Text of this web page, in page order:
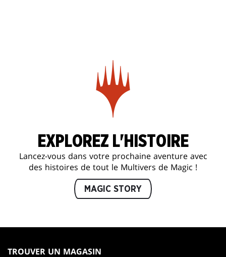
EXPLOREZ L'HISTOIRE
Lancez-vous dans votre prochaine aventure avec
des histoires de tout le Multivers de Magic !
MAGIC STORY
THETROUVER UN MAGASIN